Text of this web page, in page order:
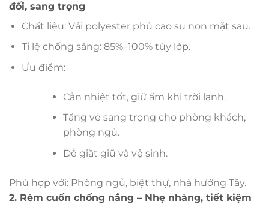
đối, sang trọng
Chất liệu: Vải polyester phủ cao su non mặt sau.
Tỉ lệ chống sáng: 85%–100% tùy lớp.
Ưu điểm:
Cản nhiệt tốt, giữ ấm khi trời lạnh.
Tăng vẻ sang trọng cho phòng khách,
phòng ngủ.
Dễ giặt giũ và vệ sinh.
Phù hợp với: Phòng ngủ, biệt thự, nhà hướng Tây.
2. Rèm cuốn chống nắng – Nhẹ nhàng, tiết kiệm